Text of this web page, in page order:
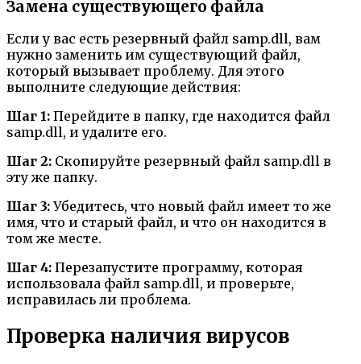
Замена существующего файла
Если у вас есть резервный файл samp.dll, вам
нужно заменить им существующий файл,
который вызывает проблему. Для этого
выполните следующие действия:
Шаг 1: Перейдите в папку, где находится файл
samp.dll, и удалите его.
Шаг 2: Скопируйте резервный файл samp.dll в
эту же папку.
Шаг 3: Убедитесь, что новый файл имеет то же
имя, что и старый файл, и что он находится в
том же месте.
Шаг 4: Перезапустите программу, которая
использовала файл samp.dll, и проверьте,
исправилась ли проблема.
Проверка наличия вирусов